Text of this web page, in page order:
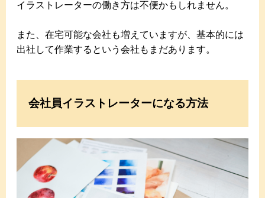
イラストレーターの働き方は不便かもしれません。
また、在宅可能な会社も増えていますが、基本的には
出社して作業するという会社もまだあります。
会社員イラストレーターになる方法